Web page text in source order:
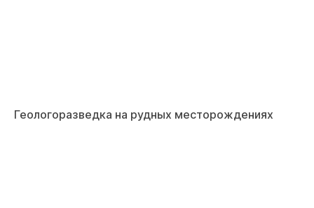
Геологоразведка на рудных месторождениях